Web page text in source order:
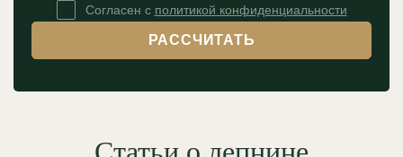
Согласен с политикой конфиденциальности
РАССЧИТАТЬ